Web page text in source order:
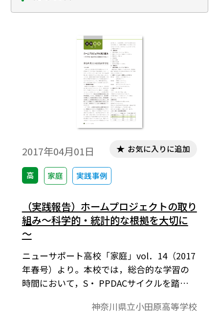
2017年04月01日
高 家庭 実践事例
お気に入りに追加
（実践報告）ホームプロジェクトの取り
組み～科学的・統計的な根拠を大切に
～
ニューサポート高校「家庭」vol．14（2017
年春号）より。本校では，総合的な学習の
時間において，S・ PPDACサイクルを踏ん
ェクトにおいては，「D ＝ Date 根 拠に基づ
神奈川県立小田原高等学校